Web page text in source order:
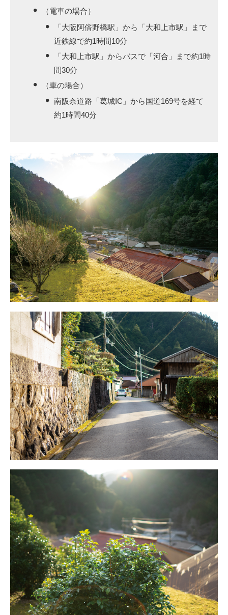
（電車の場合）
「大阪阿倍野橋駅」から「大和上市駅」まで
近鉄線で約1時間10分
「大和上市駅」からバスで「河合」まで約1時
間30分
（車の場合）
南阪奈道路「葛城IC」から国道169号を経て
約1時間40分